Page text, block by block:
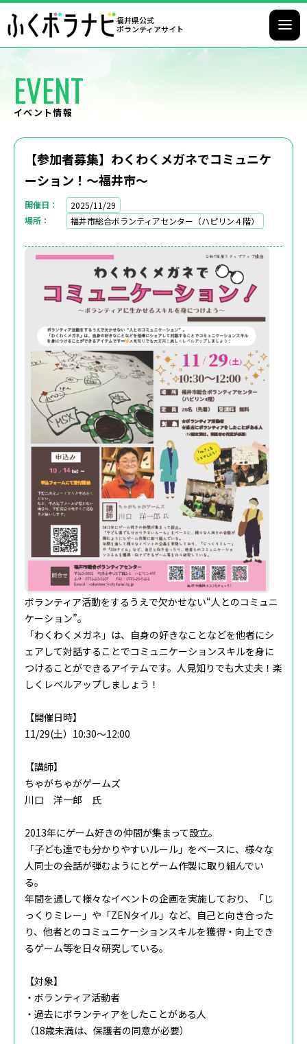
福井県公式
ボランティアサイト
EVENT
イベント情報
【参加者募集】わくわくメガネでコミュニケ
ーション！～福井市～
開催日
2025/11/29
場所
福井市総合ボランティアセンター（ハピリン４階）
ボランティア活動をするうえで欠かせない“人とのコミュニ
ケーション”。
「わくわくメガネ」は、自身の好きなことなどを他者にシ
ェアして対話することでコミュニケーションスキルを身に
つけることができるアイテムです。人見知りでも大丈夫！楽
しくレベルアップしましょう！
【開催日時】
11/29(土）10:30～12:00
【講師】
ちゃがちゃがゲームズ
川口 洋一郎 氏
2013年にゲーム好きの仲間が集まって設立。
「子ども達でも分かりやすいルール」をベースに、様々な
人同士の会話が弾むようにとゲーム作製に取り組んでい
る。
年間を通して様々なイベントの企画を実施しており、「じ
っくりミレー」や「ZENタイル」など、自己と向き合った
り、他者とのコミュニケーションスキルを獲得・向上でき
るゲーム等を日々研究している。
【対象】
・ボランティア活動者
・過去にボランティアをしたことがある人
（18歳未満は、保護者の同意が必要）